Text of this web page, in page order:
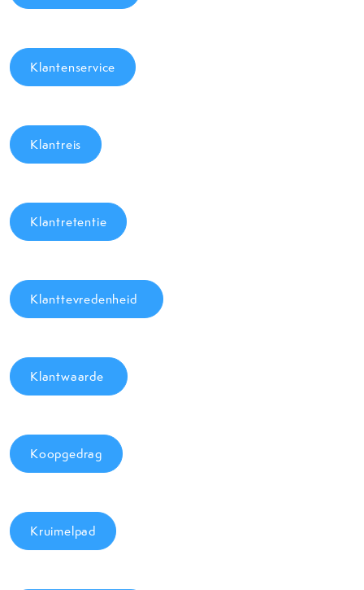
Klantenservice
Klantreis
Klantretentie
Klanttevredenheid
Klantwaarde
Koopgedrag
Kruimelpad